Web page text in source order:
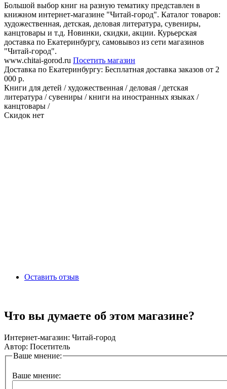
Большой выбор книг на разную тематику представлен в
книжном интернет-магазине "Читай-город". Каталог товаров:
художественная, детская, деловая литература, сувениры,
канцтовары и т.д. Новинки, скидки, акции. Курьерская
доставка по Екатеринбургу, самовывоз из сети магазинов
"Читай-город".
www.chitai-gorod.ru Посетить магазин
Доставка по Екатеринбургу: Бесплатная доставка заказов от 2
000 р.
Книги для детей / художественная / деловая / детская
литература / сувениры / книги на иностранных языках /
канцтовары /
Скидок нет
Оставить отзыв
Что вы думаете об этом магазине?
Интернет-магазин: Читай-город
Автор: Посетитель
Ваше мнение:
Ваше мнение: